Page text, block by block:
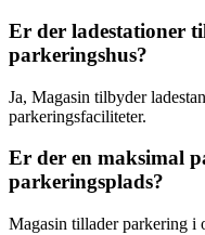
Er der ladestationer
parkeringshus?
Ja, Magasin tilbyder
parkeringsfaciliteter.
Er der en maksimal
parkeringsplads?
Magasin tillader parkering i